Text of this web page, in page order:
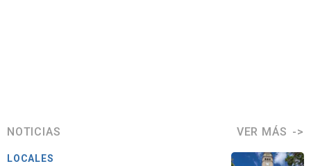
NOTICIAS VER MÁS
LOCALES